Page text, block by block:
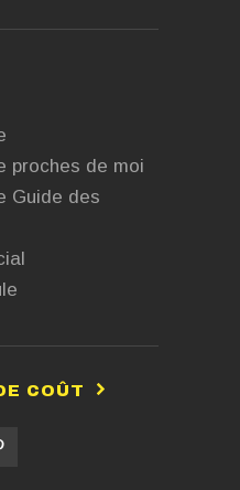
proches de moi
Guide des
COÛT